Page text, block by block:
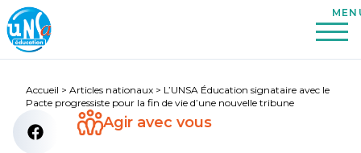
Accueil > Articles nationaux > L’UNSA Éducation signataire avec le
Pacte progressiste pour la fin de vie d’une nouvelle tribune
Agir avec vous